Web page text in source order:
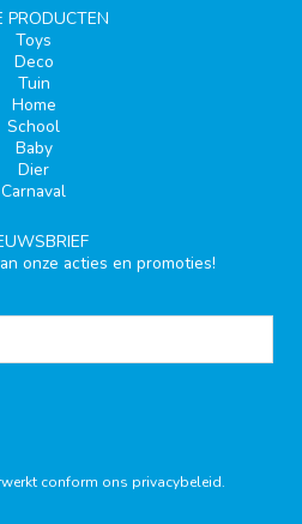
PRODUCTEN
Toys
Deco
Tuin
Home
School
Baby
Dier
Carnaval
onze acties en promoties!
conform ons privacybeleid.